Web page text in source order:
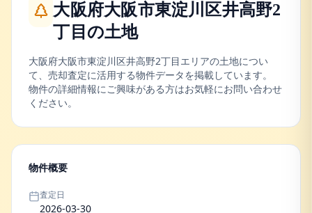
大阪府大阪市東淀川区井高野2
丁目 の土地
大阪府大阪市東淀川区井高野2丁目エリアの土地につい
て、売却査定に活用する物件データを掲載しています。
物件の詳細情報にご興味がある方はお気軽にお問い合わせ
ください。
物件概要
査定日
2026-03-30